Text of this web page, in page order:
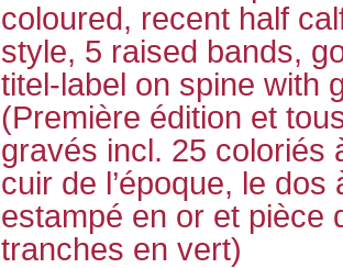
coloured, recent half
style, 5 raised bands,
titel-label on spine with
(Première édition et
gravés incl. 25 coloriés
cuir de l’époque, le
estampé en or et pièce
tranches en vert)